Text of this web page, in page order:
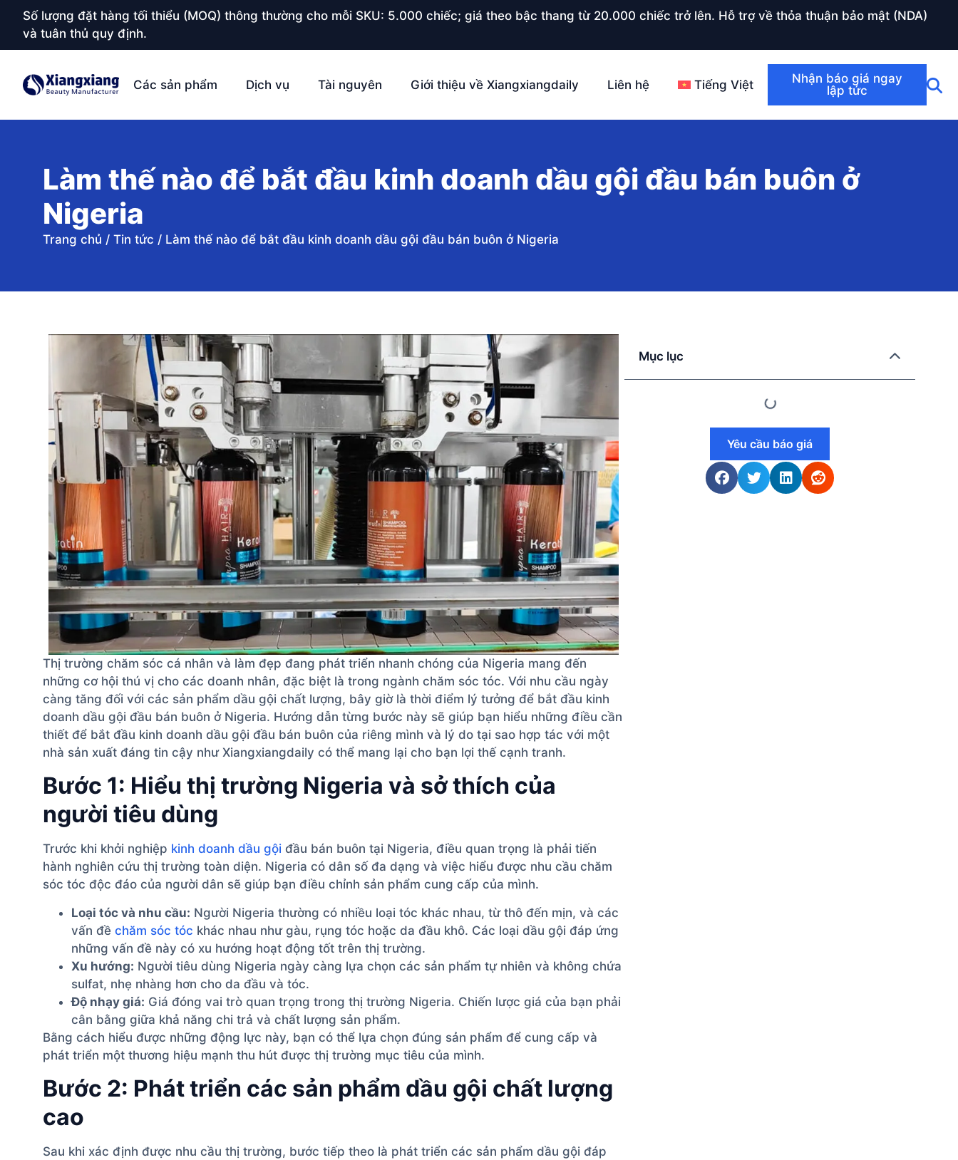
Số lượng đặt hàng tối thiểu (MOQ) thông thường cho mỗi SKU: 5.000 chiếc; giá theo bậc thang từ 20.000 chiếc trở lên. Hỗ trợ về thỏa thuận bảo mật (NDA)
và tuân thủ quy định.
Các sản phẩm Dịch vụ Tài nguyên Giới thiệu về Xiangxiangdaily Liên hệ Tiếng Việt
Nhận báo giá ngay
lập tức
Làm thế nào để bắt đầu kinh doanh dầu gội đầu bán buôn ở
Nigeria
Trang chủ / Tin tức / Làm thế nào để bắt đầu kinh doanh dầu gội đầu bán buôn ở Nigeria
Thị trường chăm sóc cá nhân và làm đẹp đang phát triển nhanh chóng của Nigeria mang đến
những cơ hội thú vị cho các doanh nhân, đặc biệt là trong ngành chăm sóc tóc. Với nhu cầu ngày
càng tăng đối với các sản phẩm dầu gội chất lượng, bây giờ là thời điểm lý tưởng để bắt đầu kinh
doanh dầu gội đầu bán buôn ở Nigeria. Hướng dẫn từng bước này sẽ giúp bạn hiểu những điều cần
thiết để bắt đầu kinh doanh dầu gội đầu bán buôn của riêng mình và lý do tại sao hợp tác với một
nhà sản xuất đáng tin cậy như Xiangxiangdaily có thể mang lại cho bạn lợi thế cạnh tranh.
Bước 1: Hiểu thị trường Nigeria và sở thích của
người tiêu dùng
Trước khi khởi nghiệp kinh doanh dầu gội đầu bán buôn tại Nigeria, điều quan trọng là phải tiến
hành nghiên cứu thị trường toàn diện. Nigeria có dân số đa dạng và việc hiểu được nhu cầu chăm
sóc tóc độc đáo của người dân sẽ giúp bạn điều chỉnh sản phẩm cung cấp của mình.
Loại tóc và nhu cầu: Người Nigeria thường có nhiều loại tóc khác nhau, từ thô đến mịn, và các
vấn đề chăm sóc tóc khác nhau như gàu, rụng tóc hoặc da đầu khô. Các loại dầu gội đáp ứng
những vấn đề này có xu hướng hoạt động tốt trên thị trường.
Xu hướng: Người tiêu dùng Nigeria ngày càng lựa chọn các sản phẩm tự nhiên và không chứa
sulfat, nhẹ nhàng hơn cho da đầu và tóc.
Độ nhạy giá: Giá đóng vai trò quan trọng trong thị trường Nigeria. Chiến lược giá của bạn phải
cân bằng giữa khả năng chi trả và chất lượng sản phẩm.
Bằng cách hiểu được những động lực này, bạn có thể lựa chọn đúng sản phẩm để cung cấp và
phát triển một thương hiệu mạnh thu hút được thị trường mục tiêu của mình.
Bước 2: Phát triển các sản phẩm dầu gội chất lượng
cao
Sau khi xác định được nhu cầu thị trường, bước tiếp theo là phát triển các sản phẩm dầu gội đáp
Mục lục
Yêu cầu báo giá